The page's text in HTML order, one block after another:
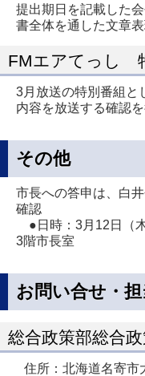
提出期日を記載した
書全体を通した文章
FMエアてっし
3月放送の特別番組と
内容を放送する確認を
その他
市長への答申は、白
確認
●日時：3月12日（
3階市長室
お問い合せ・担
総合政策部総合
住所：北海道名寄市